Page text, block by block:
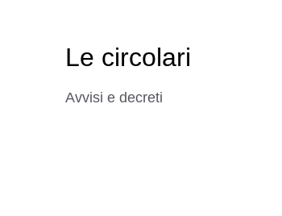
Le circolari
Avvisi e decreti